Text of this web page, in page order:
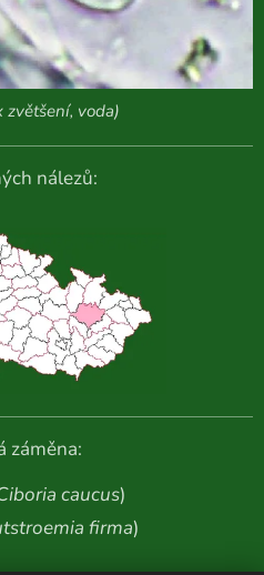
zvětšení, voda)
nálezů:
záměna:
caucus)
firma)